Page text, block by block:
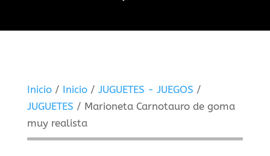
Inicio/ Inicio/ JUGUETES - JUEGOS /
JUGUETES / Marioneta Carnotauro de goma
muy realista